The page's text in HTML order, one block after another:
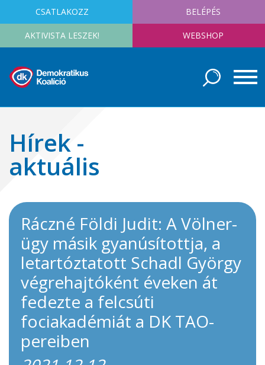
CSATLAKOZZ BELÉPÉS
AKTIVISTA LESZEK! WEBSHOP
Hírek -
aktuális
Ráczné Földi Judit: A Völner-
ügy másik gyanúsítottja, a
letartóztatott Schadl György
végrehajtóként éveken át
fedezte a felcsúti
fociakadémiát a DK TAO-
pereiben